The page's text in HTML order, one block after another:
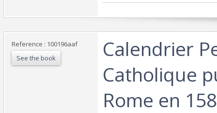
Reference : 100196aaf
See the book
‎Calendrier
Catholique
Rome en